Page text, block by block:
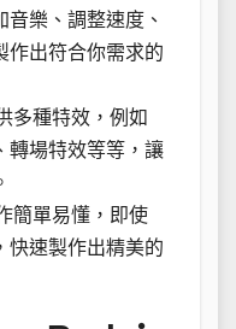
樂、調整速度、
作出符合你需求的
多種特效，例如
轉場特效等等，讓
簡單易懂，即使
快速製作出精美的